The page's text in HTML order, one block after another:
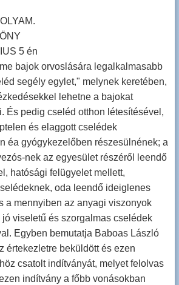
5 én
bajok orvoslására legalkalmasabb
segély egylet," melynek keretében,
lehetne a bajokat
És pedig cseléd otthon létesítésével,
és elaggott cselédek
éa gyógykezelőben részesülnének; a
nek az egyesület részéről leendő
hatósági felügyelet mellett,
oda leendő ideiglenes
a mennyiben az anyagi viszonyok
jó viseletű és szorgalmas cselédek
Egyben bemutatja Baboas László
értekezletre beküldött és ezen
csatolt indítványát, melyet felolvas
indítvány a főbb vonásokban